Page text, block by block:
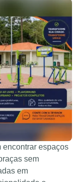
encontrar espaços
sem
em